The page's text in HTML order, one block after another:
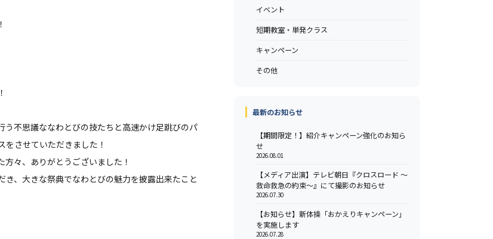
不思議ななわとびの技たちと高速かけ足跳びのパ
させていただきました！
々、ありがとうございました！
、大きな祭典でなわとびの魅力を披露出来たこと
イベント
短期教室・単発クラス
キャンペーン
その他
最新のお知らせ
【期間限定！】紹介キャンペーン強化のお知ら
せ
2026.08.01
【メディア出演】テレビ朝日『クロスロード ～
救命救急の約束～』にて撮影のお知らせ
2026.07.30
【お知らせ】新体操「おかえりキャンペーン」
を実施します
2026.07.28